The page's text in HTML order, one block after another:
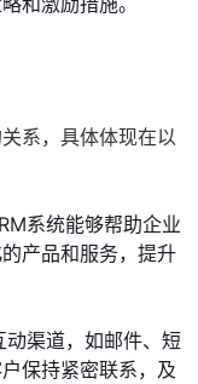
系，具体体现在以
系统能够帮助企业
产品和服务，提升
动渠道，如邮件、短
保持紧密联系，及